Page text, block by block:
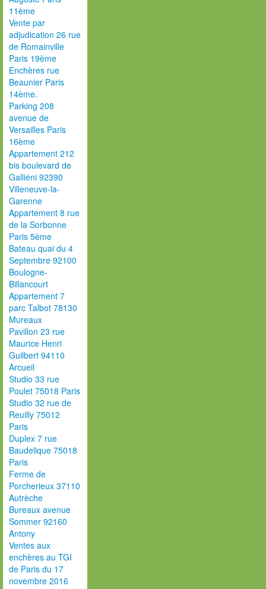
11ème
Vente par
adjudication 26 rue
de Romainville
Paris 19ème
Enchères rue
Beaunier Paris
14ème.
Parking 208
avenue de
Versailles Paris
16ème
Appartement 212
bis boulevard de
Galliéni 92390
Villeneuve-la-
Garenne
Appartement 8 rue
de la Sorbonne
Paris 5ème
Bateau quai du 4
Septembre 92100
Boulogne-
Billancourt
Appartement 7
parc Talbot 78130
Mureaux
Pavillon 23 rue
Maurice Henri
Guilbert 94110
Arcueil
Studio 33 rue
Poulet 75018 Paris
Studio 32 rue de
Reuilly 75012
Paris
Duplex 7 rue
Baudelique 75018
Paris
Ferme de
Porcherieux 37110
Autrèche
Bureaux avenue
Sommer 92160
Antony
Ventes aux
enchères au TGI
de Paris du 17
novembre 2016